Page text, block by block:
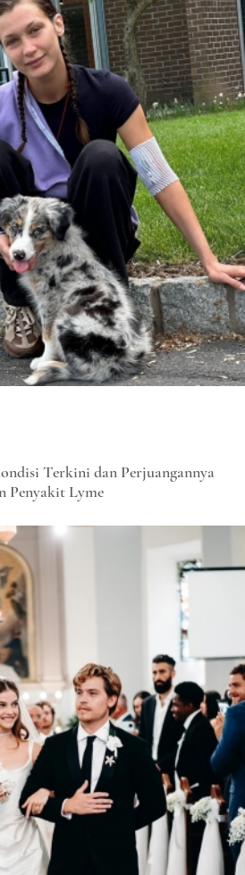
Terkini dan Perjuangannya
Penyakit Lyme